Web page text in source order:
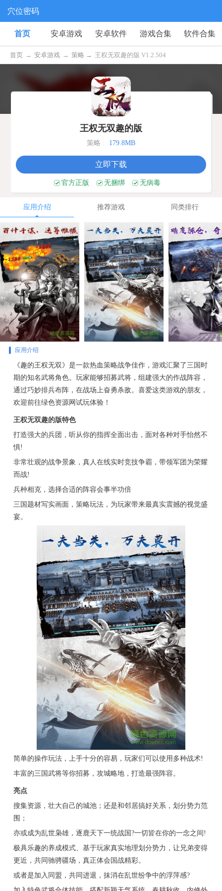
穴位密码
首页 安卓游戏 安卓软件 游戏合集 软件合集
首页 → 安卓游戏 → 策略 → 王权无双趣的版 V1.2.504
王权无双趣的版
策略 179.8MB
立即下载
官方正版 无捆绑 无病毒
应用介绍 推荐游戏 同类排行
应用介绍
《趣的王权无双》是一款热血策略战争佳作，游戏汇聚了三国时
期的知名武将角色。玩家能够招募武将，组建强大的作战阵容，
通过巧妙排兵布阵，在战场上奋勇杀敌。喜爱这类游戏的朋友，
欢迎前往绿色资源网试玩体验！
王权无双趣的版特色
打造强大的兵团，听从你的指挥全面出击，面对各种对手怡然不
惧!
非常壮观的战争景象，真人在线实时竞技争霸，带领军团为荣耀
而战!
兵种相克，选择合适的阵容会事半功倍
三国题材写实画面，策略玩法，为玩家带来最真实震撼的视觉盛
宴。
简单的操作玩法，上手十分的容易，玩家们可以使用多种战术!
丰富的三国武将等你招募，攻城略地，打造最强阵容。
亮点
搜集资源，壮大自己的城池；还是和邻居搞好关系，划分势力范
围；
亦或成为乱世枭雄，逐鹿天下一统战国?一切皆在你的一念之间!
极具乐趣的养成模式、基于玩家真实地理划分势力，让兄弟变得
更近，共同驰骋疆场，真正体会国战精彩。
或者是加入同盟，共同进退，抹消在乱世纷争中的浮萍感?